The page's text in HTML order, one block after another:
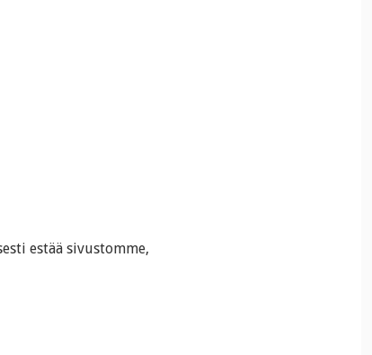
estää sivustomme,